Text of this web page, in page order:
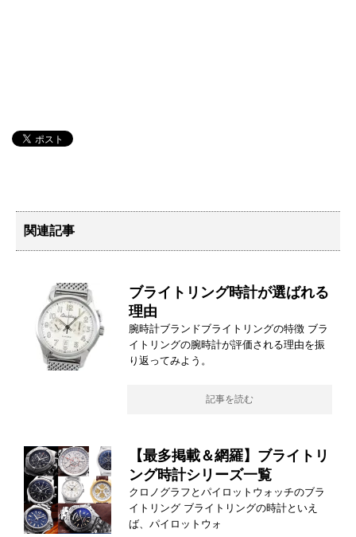
関連記事
ブライトリング時計が選ばれる
理由
腕時計ブランドブライトリングの特徴 ブラ
イトリングの腕時計が評価される理由を振
り返ってみよう。
記事を読む
【最多掲載＆網羅】ブライトリ
ング時計シリーズ一覧
クロノグラフとパイロットウォッチのブラ
イトリング ブライトリングの時計といえ
ば、パイロットウォ